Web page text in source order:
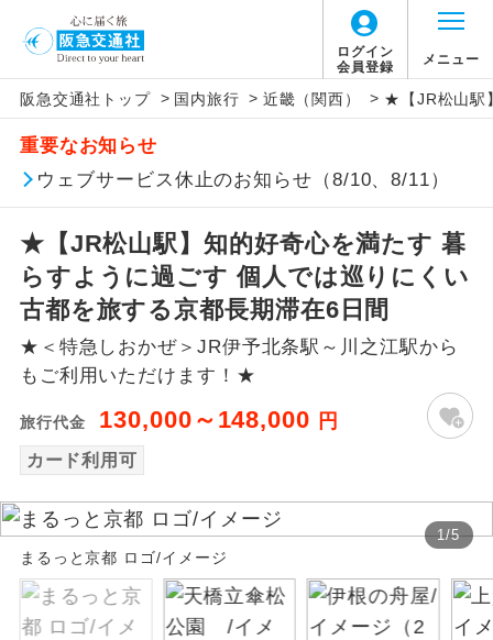
ログイン
会員登録
メニュー
阪急交通社トップ > 国内旅行 > 近畿（関西） > ★【JR松山駅
重要なお知らせ
ウェブサービス休止のお知らせ（8/10、8/11）
★【JR松山駅】知的好奇心を満たす 暮
らすように過ごす 個人では巡りにくい
古都を旅する京都長期滞在6日間
★＜特急しおかぜ＞JR伊予北条駅～川之江駅から
もご利用いただけます！★
旅行代金 130,000～148,000 円
カード利用可
1/5
まるっと京都 ロゴ/イメージ
アイコン 説明
添乗員同行
往路出発空港（駅）から復路到着空港
（駅）まで同行します。
現地添乗員同
現地到着空港（駅）から最終日出発空港
（駅）まで添乗員が同行します。
バスガイド乗
務
バスガイドが乗務し、車内での観光案内
があります。
世界遺産
絶景 絶景スポットに立ち寄るコースです。
温泉 温泉地にも宿泊するコースです。